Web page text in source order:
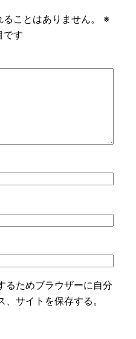
ことはありません。
※
です
るためブラウザーに自分
サイトを保存する。